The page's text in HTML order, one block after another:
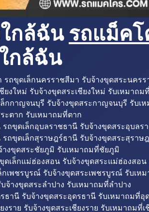
กล้ฉัน รถแม็คโ
กล้ฉัน
ถขุดเล็กนครราชสีมา รับจ้างขุดสระนคร
งใหม่ รับจ้างขุดสระเชียงใหม่ รับเหมาถม
กกาญจนบุรี รับจ้างขุดสระกาญจนบุรี รับเ
ะตาก รับเหมาถมที่ตาก
ถขุดเล็กอุบลราชธานี รับจ้างขุดสระอุบล
ถขุดเล็กสุราษฎร์ธานี รับจ้างขุดสระสุรา
งขุดสระชัยภูมิ รับเหมาถมที่ชัยภูมิ
เล็กแม่ฮ่องสอน รับจ้างขุดสระแม่ฮ่องสอ
เพชรบูรณ์ รับจ้างขุดสระเพชรบูรณ์ รับเห
จ้างขุดสระลำปาง รับเหมาถมที่ลำปาง
ธานี รับจ้างขุดสระอุดรธานี รับเหมาถมที่อุ
ราย รับจ้างขุดสระเชียงราย รับเหมาถมที่เ